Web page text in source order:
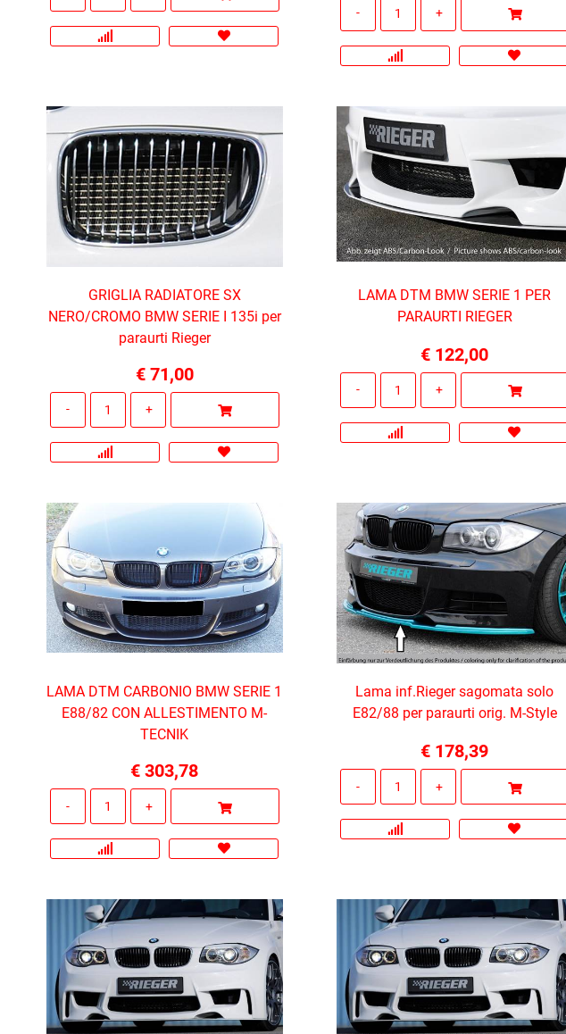
GRIGLIA RADIATORE SX
NERO/CROMO BMW SERIE I 135i per
paraurti Rieger
€ 71,00
LAMA DTM BMW SERIE 1 PER
PARAURTI RIEGER
€ 122,00
LAMA DTM CARBONIO BMW SERIE 1
E88/82 CON ALLESTIMENTO M-
TECNIK
€ 303,78
Lama inf.Rieger sagomata solo
E82/88 per paraurti orig. M-Style
€ 178,39